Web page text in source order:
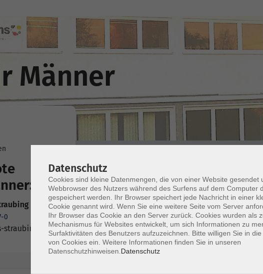
Männer
0
straubing.de
nur buchbare nur beginnende
Keine passenden Kurse gefunden.
Datenschutz
Cookies sind kleine Datenmengen, die von einer Website gesendet
Webbrowser des Nutzers während des Surfens auf dem Computer
gespeichert werden. Ihr Browser speichert jede Nachricht in einer
Cookie genannt wird. Wenn Sie eine weitere Seite vom Server
Ihr Browser das Cookie an den Server zurück. Cookies wurden als
Mechanismus für Websites entwickelt, um sich Informationen zu
Surfaktivitäten des Benutzers aufzuzeichnen. Bitte willigen Sie in
von Cookies ein. Weitere Informationen finden Sie in unseren
Datenschutzhinweisen. Datenschutz